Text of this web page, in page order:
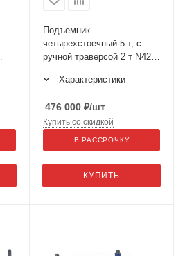
Подъемник
четырехстоечный 5 т, с
ручной траверсой 2 т N423,
снятие, синий 4450_MB(M2)
Характеристики
476 000 ₽/шт
КУПИТЬ
Купить со скидкой
В РАССРОЧКУ